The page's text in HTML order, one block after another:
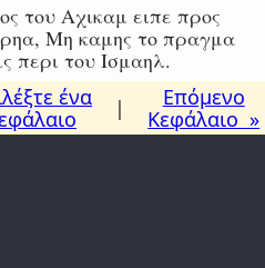
του Αχικαμ ειπε προς
Μη καμης το πραγμα
περι του Ισμαηλ.
ένα
|
Επόμενο
Κεφάλαιο »